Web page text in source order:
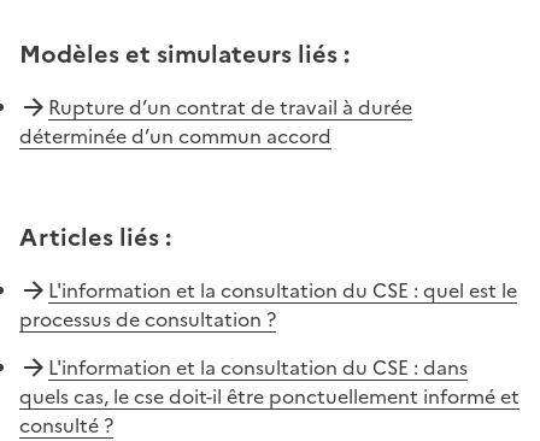
Modèles et simulateurs liés :
Rupture d’un contrat de travail à durée
déterminée d’un commun accord
Articles liés :
L'information et la consultation du CSE : quel est le
processus de consultation ?
L'information et la consultation du CSE : dans
quels cas, le cse doit-il être ponctuellement informé et
consulté ?